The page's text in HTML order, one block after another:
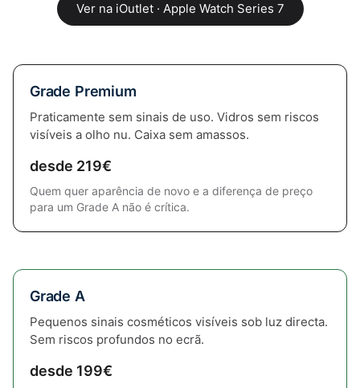
Ver na iOutlet · Apple Watch Series 7
Grade Premium
Praticamente sem sinais de uso. Vidros sem riscos
visíveis a olho nu. Caixa sem amassos.
desde 219€
Quem quer aparência de novo e a diferença de preço
para um Grade A não é crítica.
Grade A
Pequenos sinais cosméticos visíveis sob luz directa.
Sem riscos profundos no ecrã.
desde 199€